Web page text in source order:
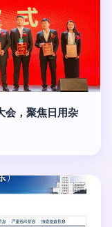
会，聚焦日用杂